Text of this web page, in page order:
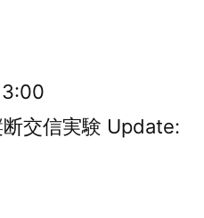
交信実験 Update: